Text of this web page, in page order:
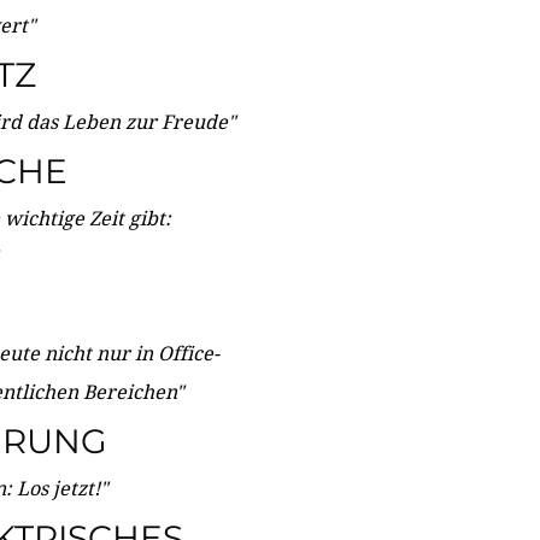
das Leben zur Freude"
wichtige Zeit gibt:
nicht nur in Office-
Bereichen"
Los jetzt!"